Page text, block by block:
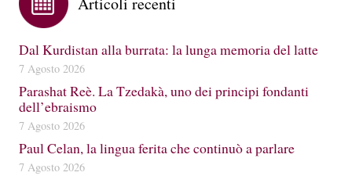
Dal Kurdistan alla burrata: la lunga memoria del latte
7 Agosto 2026
Parashat Reè. La Tzedakà, uno dei principi fondanti
dell’ebraismo
7 Agosto 2026
Paul Celan, la lingua ferita che continuò a parlare
7 Agosto 2026